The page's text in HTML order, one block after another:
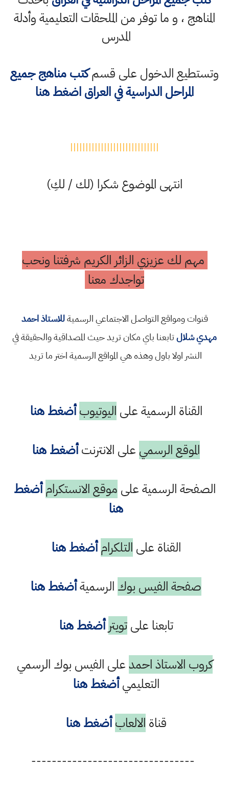
المناهج ، و ما توفر من الملحقات التعليمية وأدلة
المدرس
وتستطيع الدخول على قسمكتب مناهج جميع
المراحل الدراسية في العراق اضغط هنا
|||||||||||||||||||||||||||||
انتهى الموضوع شكرا (لك / لكِ)
مهم لك عزيزي الزائر الكريم شرفتنا ونحب
تواجدك معنا
قنوات ومواقع التواصل الاجتماعي الرسميةللاستاذ احمد
مهدي شلالتابعنا باي مكان تريد حيث المصداقية والحقيقة في
النشر اولا باول وهذه هي المواقع الرسمية اختر ما تريد
القناة الرسمية على اليوتيوب أضغط هنا
الموقع الرسمي على الانترنتأضغط هنا
الصفحة الرسمية على موقع الانستكرام أضغط
هنا
القناة على التلكرام أضغط هنا
صفحة الفيس بوك الرسميةأضغط هنا
تابعنا علىتويتر أضغط هنا
كروب الاستاذ احمدعلى الفيس بوك الرسمي
التعليميأضغط هنا
قناة الالعاب أضغط هنا
--------------------------------